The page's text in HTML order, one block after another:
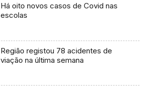
Há oito novos casos de Covid nas
escolas
Região registou 78 acidentes de
viação na última semana